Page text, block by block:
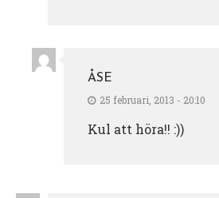
ÅSE
25 februari, 2013 - 20:10
Kul att höra!! :))